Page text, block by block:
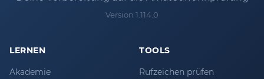
Version 1.114.0
LERNEN
Akademie
TOOLS
Rufzeichen prüfen